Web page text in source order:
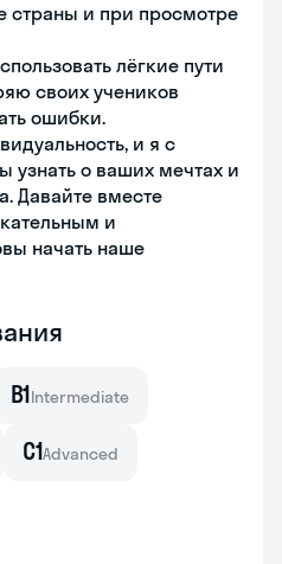
страны и при просмотре
лёгкие пути
своих учеников
ошибки.
и я с
узнать о ваших мечтах и
Давайте вместе
и
начать наше
B1Intermediate
C1Advanced